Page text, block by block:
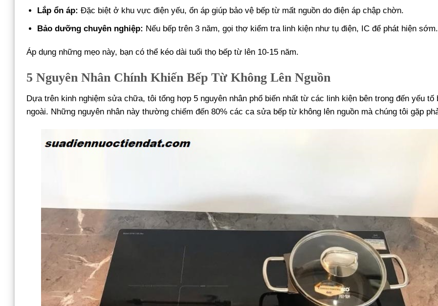
Lắp ổn áp: Đặc biệt ở khu vực điện yếu, ổn áp giúp bảo vệ bếp từ mất nguồn do điện áp chập chờn.
Bảo dưỡng chuyên nghiệp: Nếu bếp trên 3 năm, gọi thợ kiểm tra linh kiện như tụ điện, IC để phát hiện sớm.
Áp dụng những mẹo này, bạn có thể kéo dài tuổi thọ bếp từ lên 10-15 năm.
5 Nguyên Nhân Chính Khiến Bếp Từ Không Lên Nguồn
Dựa trên kinh nghiệm sửa chữa, tôi tổng hợp 5 nguyên nhân phổ biến nhất từ các linh kiện bên trong đến yếu tố
ngoài. Những nguyên nhân này thường chiếm đến 80% các ca sửa bếp từ không lên nguồn mà chúng tôi gặp